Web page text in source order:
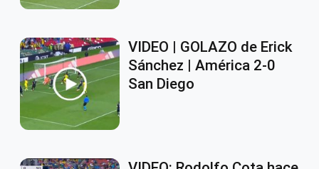
VIDEO | GOLAZO de Erick
Sánchez | América 2-0
San Diego